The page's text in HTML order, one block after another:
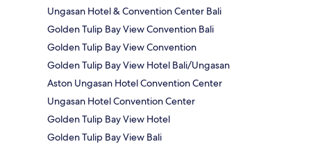
Ungasan Hotel & Convention Center Bali
Golden Tulip Bay View Convention Bali
Golden Tulip Bay View Convention
Golden Tulip Bay View Hotel Bali/Ungasan
Aston Ungasan Hotel Convention Center
Ungasan Hotel Convention Center
Golden Tulip Bay View Hotel
Golden Tulip Bay View Bali